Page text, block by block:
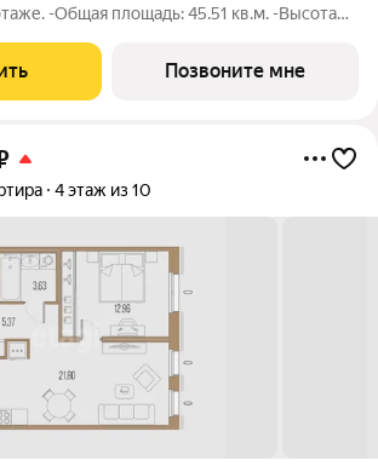
-Общая площадь: 45.51 кв.м. -Высота
по данному предложению
отдел продаж
Позвоните мне
4 этаж из 10